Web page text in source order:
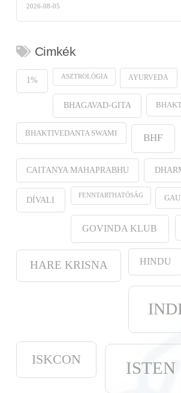
2026-08-05
Cimkék
1% ASZTROLÓGIA AYURVEDA
BHAGAVAD-GITA
BHAKTIVEDANTA SWAMI BHF
CAITANYA MAHAPRABHU
DÍVALI FENNTARTHATÓSÁG
GOVINDA KLUB
HARE KRISNA HINDU
ISKCON ISTEN